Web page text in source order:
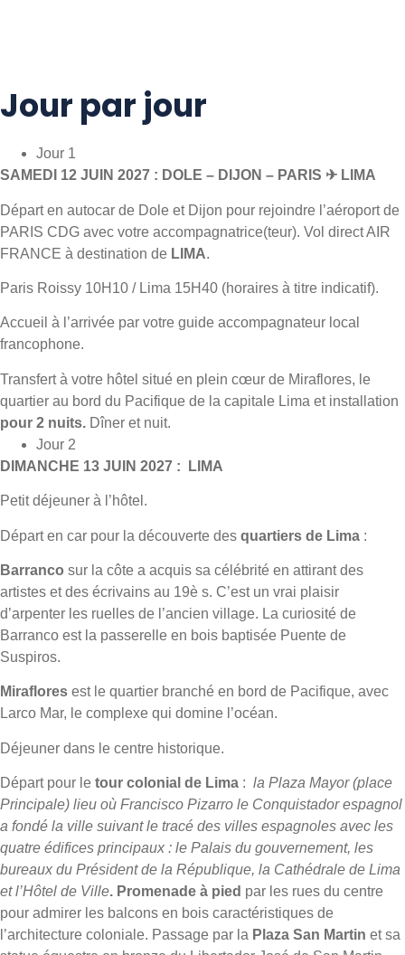
Jour par jour
Jour 1
SAMEDI 12 JUIN 2027 : DOLE – DIJON – PARIS ✈ LIMA
Départ en autocar de Dole et Dijon pour rejoindre l’aéroport de
PARIS CDG avec votre accompagnatrice(teur). Vol direct AIR
FRANCE à destination de LIMA.
Paris Roissy 10H10 / Lima 15H40 (horaires à titre indicatif).
Accueil à l’arrivée par votre guide accompagnateur local
francophone.
Transfert à votre hôtel situé en plein cœur de Miraflores, le
quartier au bord du Pacifique de la capitale Lima et installation
pour 2 nuits. Dîner et nuit.
Jour 2
DIMANCHE 13 JUIN 2027 : LIMA
Petit déjeuner à l’hôtel.
Départ en car pour la découverte des quartiers de Lima :
Barranco sur la côte a acquis sa célébrité en attirant des
artistes et des écrivains au 19è s. C’est un vrai plaisir
d’arpenter les ruelles de l’ancien village. La curiosité de
Barranco est la passerelle en bois baptisée Puente de
Suspiros.
Miraflores est le quartier branché en bord de Pacifique, avec
Larco Mar, le complexe qui domine l’océan.
Déjeuner dans le centre historique.
Départ pour le tour colonial de Lima : la Plaza Mayor (place
Principale) lieu où Francisco Pizarro le Conquistador espagnol
a fondé la ville suivant le tracé des villes espagnoles avec les
quatre édifices principaux : le Palais du gouvernement, les
bureaux du Président de la République, la Cathédrale de Lima
et l’Hôtel de Ville. Promenade à pied par les rues du centre
pour admirer les balcons en bois caractéristiques de
l’architecture coloniale. Passage par la Plaza San Martin et sa